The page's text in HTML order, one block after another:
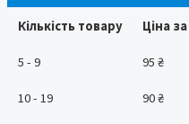
кількість
Кількість товару Ціна
5 - 9 95 ₴
10 - 19 90₴